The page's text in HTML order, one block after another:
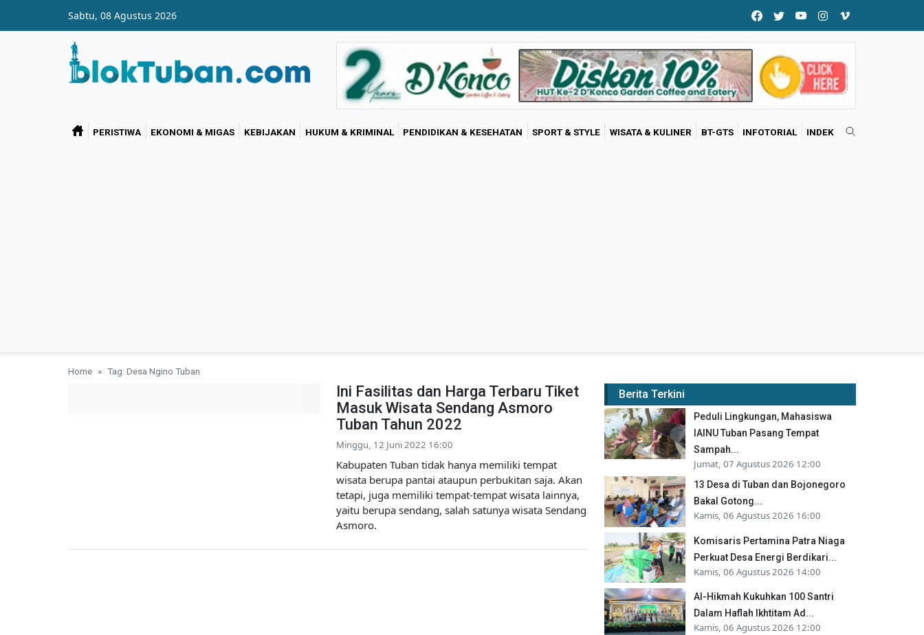
Sabtu, 08 Agustus 2026
PERISTIWA EKONOMI & MIGAS KEBIJAKAN HUKUM & KRIMINAL PENDIDIKAN & KESEHATAN SPORT & STYLE WISATA & KULINER BT-GTS INFOTORIAL INDEK
Home Tag: Desa Ngino Tuban
Ini Fasilitas dan Harga Terbaru Tiket
Masuk Wisata Sendang Asmoro
Tuban Tahun 2022
Minggu, 12 Juni 2022 16:00
Kabupaten Tuban tidak hanya memiliki tempat
wisata berupa pantai ataupun perbukitan saja. Akan
tetapi, juga memiliki tempat-tempat wisata lainnya,
yaitu berupa sendang, salah satunya wisata Sendang
Asmoro.
Berita Terkini
Peduli Lingkungan, Mahasiswa
IAINU Tuban Pasang Tempat
Sampah...
Jumat, 07 Agustus 2026 12:00
13 Desa di Tuban dan Bojonegoro
Bakal Gotong...
Kamis, 06 Agustus 2026 16:00
Komisaris Pertamina Patra Niaga
Perkuat Desa Energi Berdikari...
Kamis, 06 Agustus 2026 14:00
Al-Hikmah Kukuhkan 100 Santri
Dalam Haflah Ikhtitam Ad...
Kamis, 06 Agustus 2026 12:00